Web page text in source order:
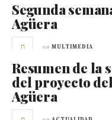
Segunda
Agüera
en MULTIMEDIA
Resumen de la
del proyecto
Agüera